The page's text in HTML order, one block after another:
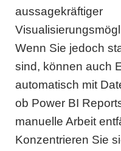
aussagekräftiger
Wenn Sie jedoch
sind, können auch
automatisch mit
ob Power BI
manuelle Arbeit
Konzentrieren Sie